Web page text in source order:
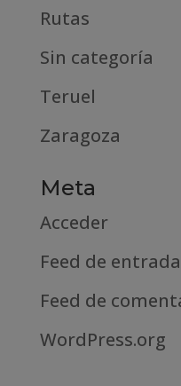
Rutas
Sin categoría
Teruel
Zaragoza
Meta
Acceder
Feed de
Feed de
WordPress.org